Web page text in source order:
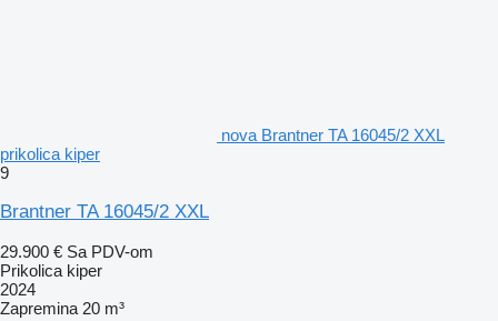
nova Brantner TA 16045/2 XXL
prikolica kiper
9
Brantner TA 16045/2 XXL
29.900 € Sa PDV-om
Prikolica kiper
2024
Zapremina 20 m³